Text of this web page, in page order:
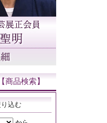
商品検索】
込む